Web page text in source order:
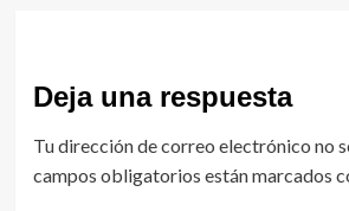
Deja una respuesta
Tu dirección de correo electrónico no
campos obligatorios están marcados